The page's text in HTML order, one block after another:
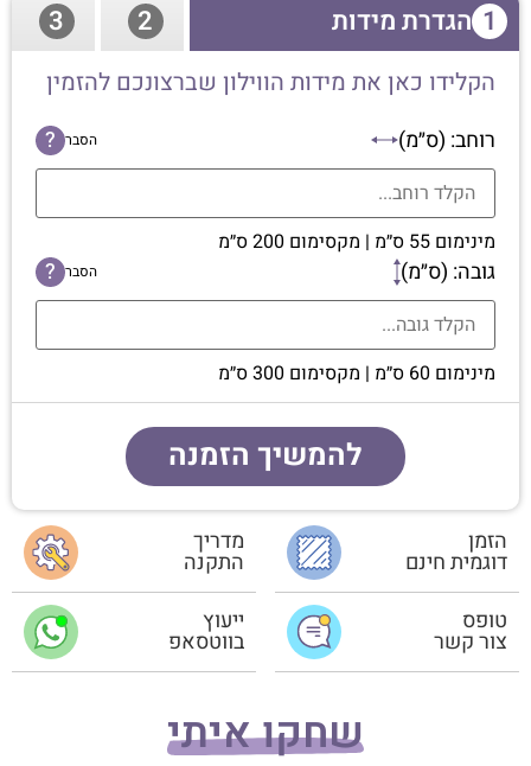
1 הגדרת מידות 2
3
הקלידו כאן את מידות הווילון שברצונכם להזמין
רוחב: (ס״מ) הסבר ?
מינימום 55 ס״מ | מקסימום 200 ס״מ
גובה: (ס״מ) הסבר ?
מינימום 60 ס״מ | מקסימום 300 ס״מ
להמשיך הזמנה
הזמן
דוגמית חינם
מדריך
התקנה
טופס
צור קשר
ייעוץ
בווטסאפ
שחקו איתי